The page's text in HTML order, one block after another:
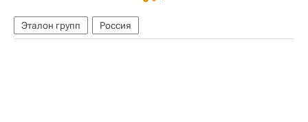
Эталон групп Россия